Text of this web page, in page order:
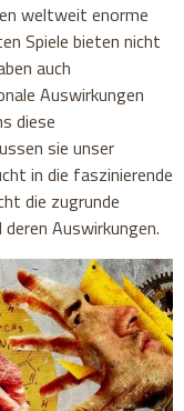
weltweit enorme
Spiele bieten nicht
auch
Auswirkungen
diese
sie unser
in die faszinierende
die zugrunde
Auswirkungen.